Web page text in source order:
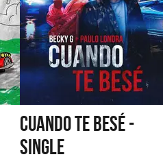
CUANDO TE BESÉ -
SINGLE